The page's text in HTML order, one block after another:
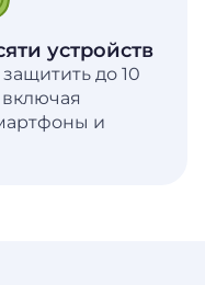
устройств
до 10
и